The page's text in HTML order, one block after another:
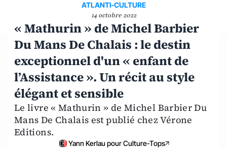
ATLANTI-CULTURE
14 octobre 2022
« Mathurin » de Michel Barbier
Du Mans De Chalais : le destin
exceptionnel d'un « enfant de
l’Assistance ». Un récit au style
élégant et sensible
Le livre « Mathurin » de Michel Barbier Du
Mans De Chalais est publié chez Vérone
Editions.
Yann Kerlau pour Culture-Tops